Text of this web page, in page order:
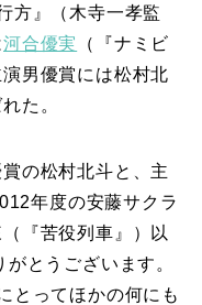
方』（木寺一孝監
河合優実
（『ナミビ
男優賞には松村北
た。
の松村北斗と、主
年度の安藤サクラ
『苦役列車』）以
とうございます。
とってほかの何にも